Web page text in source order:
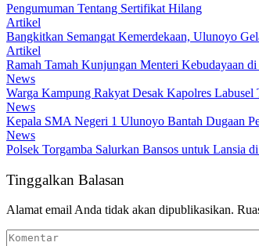
Pengumuman Tentang Sertifikat Hilang
Artikel
Bangkitkan Semangat Kemerdekaan, Ulunoyo
Artikel
Ramah Tamah Kunjungan Menteri Kebudayaan
News
Warga Kampung Rakyat Desak Kapolres
News
Kepala SMA Negeri 1 Ulunoyo Bantah Dugaan
News
Polsek Torgamba Salurkan Bansos untuk Lansia
Tinggalkan Balasan
Alamat email Anda tidak akan dipublikasikan.